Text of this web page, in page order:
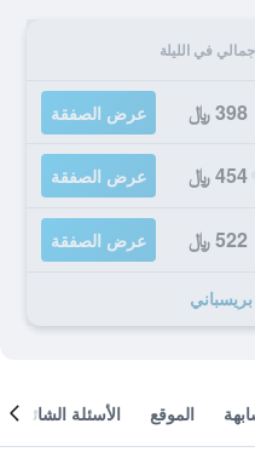
في الليلة
398 ﷼ عرض الصفقة
454 ﷼ عرض الصفقة
522 ﷼ عرض الصفقة
الموقع الأسئلة الشائعة